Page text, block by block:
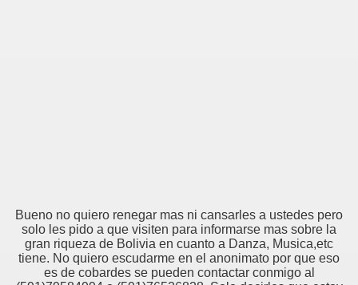
Bueno no quiero renegar mas ni cansarles a ustedes pero
solo les pido a que visiten para informarse mas sobre la
gran riqueza de Bolivia en cuanto a Danza, Musica,etc
tiene. No quiero escudarme en el anonimato por que eso
es de cobardes se pueden contactar conmigo al